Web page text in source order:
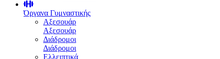
Όργανα Γυμναστικής
Αξεσουάρ
Αξεσουάρ
Διάδρομοι
Διάδρομοι
Ελλειπτικά